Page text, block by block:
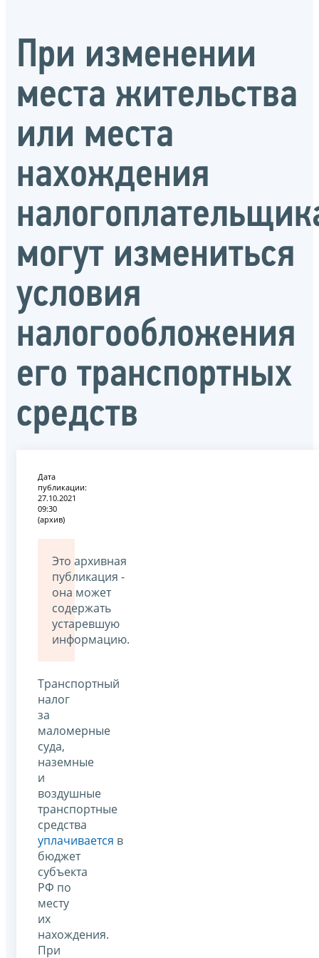
При изменении
места жительства
или места
нахождения
могут измениться
условия
налогообложения
его транспортных
средств
Дата
публикации:
27.10.2021
09:30
(архив)
Это архивная
публикация -
она может
содержать
устаревшую
информацию.
Транспортный
налог
за
маломерные
суда,
наземные
и
воздушные
транспортные
средства
уплачивается в
бюджет
субъекта
РФ по
месту
их
нахождения.
При